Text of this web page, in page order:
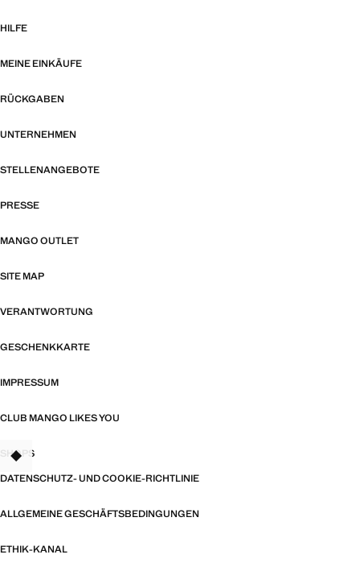
HILFE
MEINE EINKÄUFE
RÜCKGABEN
UNTERNEHMEN
STELLENANGEBOTE
PRESSE
MANGO OUTLET
SITE MAP
VERANTWORTUNG
GESCHENKKARTE
IMPRESSUM
CLUB MANGO LIKES YOU
SHOPS
DATENSCHUTZ- UND COOKIE-RICHTLINIE
ALLGEMEINE GESCHÄFTSBEDINGUNGEN
ETHIK-KANAL